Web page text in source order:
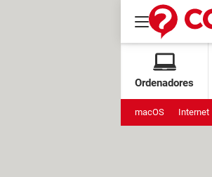
Ordenadores
macOS Internet